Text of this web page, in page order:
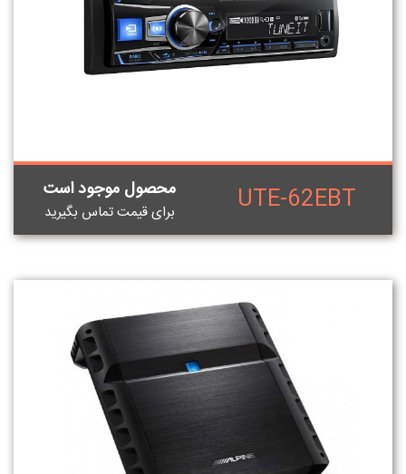
UTE-62EBT محصول موجود است
برای قيمت تماس بگيريد